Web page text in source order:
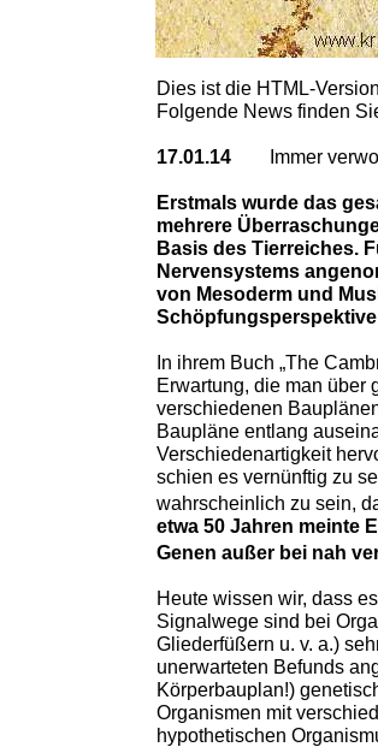
Dies ist die HTML-
Folgende News finden
17.01.14 Immer
Erstmals wurde das
mehrere
Basis des Tierreiches.
Nervensystems
von Mesoderm und
In ihrem Buch „The
Erwartung, die man über
verschiedenen
Baupläne entlang
Verschiedenartigkeit
schien es vernünftig zu
wahrscheinlich zu sein,
etwa 50 Jahren meinte
Genen außer bei nah
Heute wissen wir, dass
Signalwege sind bei
Gliederfüßern u. v. a.)
unerwarteten Befunds
Körperbauplan!)
Organismen mit
hypothetischen